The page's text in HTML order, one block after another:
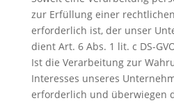
zur Erfüllung einer
erforderlich ist, der unser
dient Art. 6 Abs. 1 lit. c DS-
Ist die Verarbeitung zur
Interesses unseres
erforderlich und überwiegen